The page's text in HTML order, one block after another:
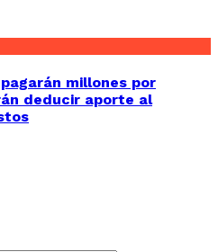
millones por
deducir aporte al